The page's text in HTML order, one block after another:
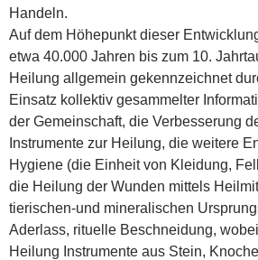
Handeln.
Auf dem Höhepunkt dieser
etwa 40.000 Jahren bis zum 10.
Heilung allgemein gekennzeichnet
Einsatz kollektiv gesammelter
der Gemeinschaft, die Verbesserung
Instrumente zur Heilung, die weitere
Hygiene (die Einheit von Kleidung,
die Heilung der Wunden mittels
tierischen-und mineralischen
Aderlass, rituelle Beschneidung,
Heilung Instrumente aus Stein,